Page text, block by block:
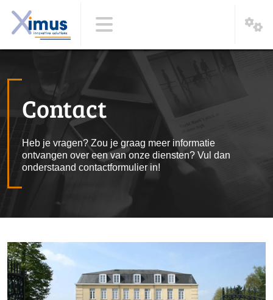
Contact
Heb je vragen? Zou je graag meer informatie
ontvangen over een van onze diensten? Vul dan
onderstaand contactformulier in!